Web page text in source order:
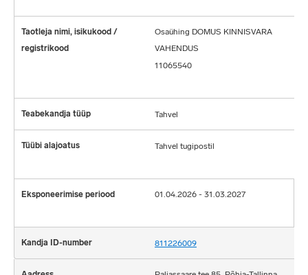
Osaühing DOMUS KINNISVARA
VAHENDUS
11065540
Tahvel
Tahvel tugipostil
01.04.2026 - 31.03.2027
811226009